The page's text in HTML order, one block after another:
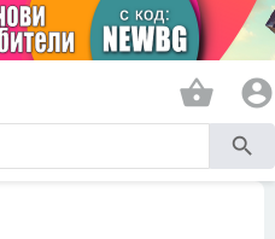
shopping_basket account_circle
search